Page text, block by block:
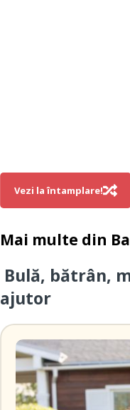
Vezi la întamplare!
Mai multe din
Bulă, bătrân,
ajutor